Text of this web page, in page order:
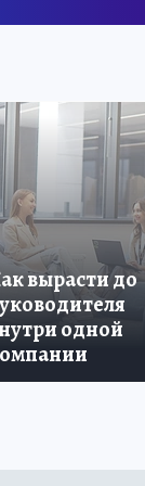
вырасти до
одной